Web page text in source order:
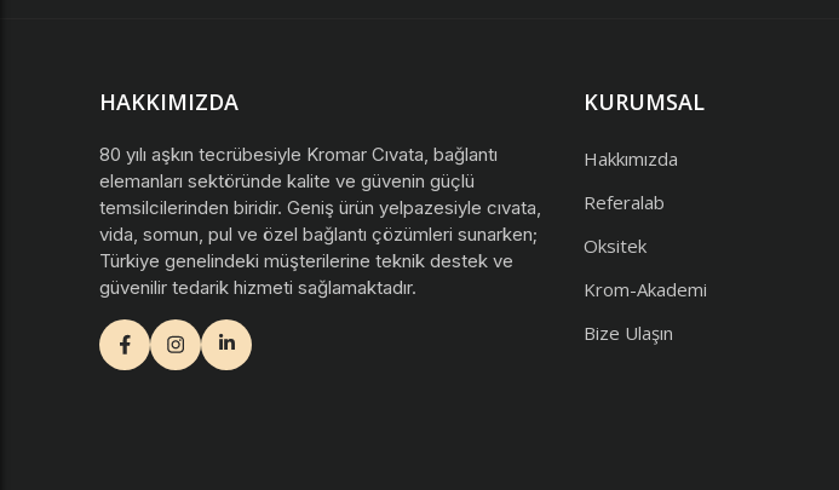
HAKKIMIZDA
80 yılı aşkın tecrübesiyle Kromar Cıvata, bağlantı
elemanları sektöründe kalite ve güvenin güçlü
temsilcilerinden biridir. Geniş ürün yelpazesiyle cıvata,
vida, somun, pul ve özel bağlantı çözümleri sunarken;
Türkiye genelindeki müşterilerine teknik destek ve
güvenilir tedarik hizmeti sağlamaktadır.
facebookinstagramyoutube
KURUMSAL
Hakkımızda
Referalab
Oksitek
Krom-Akademi
Bize Ulaşın